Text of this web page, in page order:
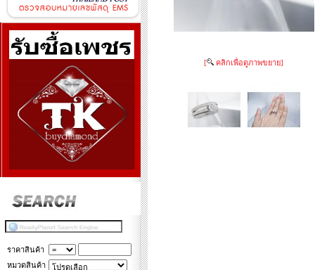
ราคาสินค้า
หมวดสินค้า
[ คลิกเพื่อดูภาพขยาย]